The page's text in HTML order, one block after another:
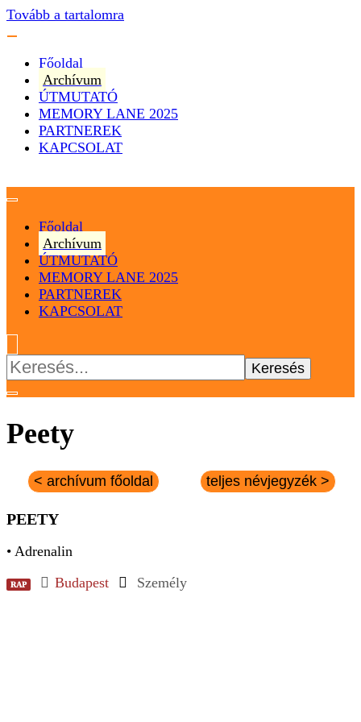
Tovább a tartalomra
Főoldal
Archívum
ÚTMUTATÓ
MEMORY LANE 2025
PARTNEREK
KAPCSOLAT
Magyar Hip Hop Archívum
Magyarország
Főoldal
Archívum
ÚTMUTATÓ
MEMORY LANE 2025
PARTNEREK
KAPCSOLAT
Keresés:
Peety
< archívum főoldal teljes névjegyzék >
PEETY
• Adrenalin
RAP Budapest Személy